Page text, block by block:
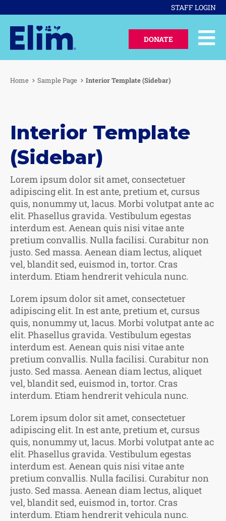
STAFF LOGIN
DONATE
Home Sample Page Interior Template (Sidebar)
Interior Template
(Sidebar)
Lorem ipsum dolor sit amet, consectetuer
adipiscing elit. In est ante, pretium et, cursus
quis, nonummy ut, lacus. Morbi volutpat ante ac
elit. Phasellus gravida. Vestibulum egestas
interdum est. Aenean quis nisi vitae ante
pretium convallis. Nulla facilisi. Curabitur non
justo. Sed massa. Aenean diam lectus, aliquet
vel, blandit sed, euismod in, tortor. Cras
interdum. Etiam hendrerit vehicula nunc.
Lorem ipsum dolor sit amet, consectetuer
adipiscing elit. In est ante, pretium et, cursus
quis, nonummy ut, lacus. Morbi volutpat ante ac
elit. Phasellus gravida. Vestibulum egestas
interdum est. Aenean quis nisi vitae ante
pretium convallis. Nulla facilisi. Curabitur non
justo. Sed massa. Aenean diam lectus, aliquet
vel, blandit sed, euismod in, tortor. Cras
interdum. Etiam hendrerit vehicula nunc.
Lorem ipsum dolor sit amet, consectetuer
adipiscing elit. In est ante, pretium et, cursus
quis, nonummy ut, lacus. Morbi volutpat ante ac
elit. Phasellus gravida. Vestibulum egestas
interdum est. Aenean quis nisi vitae ante
pretium convallis. Nulla facilisi. Curabitur non
justo. Sed massa. Aenean diam lectus, aliquet
vel, blandit sed, euismod in, tortor. Cras
interdum. Etiam hendrerit vehicula nunc.